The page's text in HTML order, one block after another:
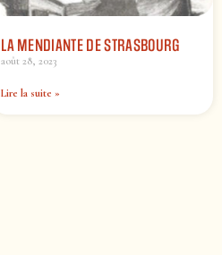
LA MENDIANTE DE STRASBOURG
août 28, 2023
Lire la suite »